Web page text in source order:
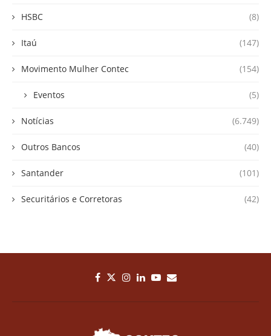
HSBC (8)
Itaú (147)
Movimento Mulher Contec (154)
Eventos (5)
Notícias (6.749)
Outros Bancos (40)
Santander (101)
Securitários e Corretoras (42)